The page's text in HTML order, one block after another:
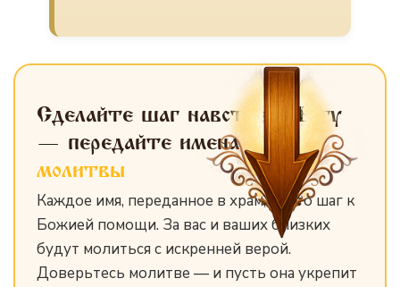
Сделайте шаг навстречу Богу
— передайте именадля
молитвы
Каждое имя, переданное в храм, — это шаг к
Божией помощи. За вас и ваших близких
будут молиться с искренней верой.
Доверьтесь молитве — и пусть она укрепит